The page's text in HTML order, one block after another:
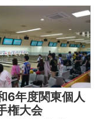
6年度関東個人
権大会